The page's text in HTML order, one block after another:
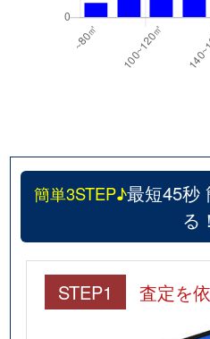
簡単3STEP♪最短45秒
る！
STEP1 査定を